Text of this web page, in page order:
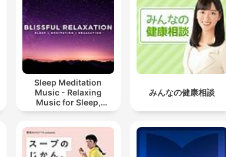
Sleep Meditation
Music - Relaxing
Music for Sleep,
Meditation &
みんなの健康相談